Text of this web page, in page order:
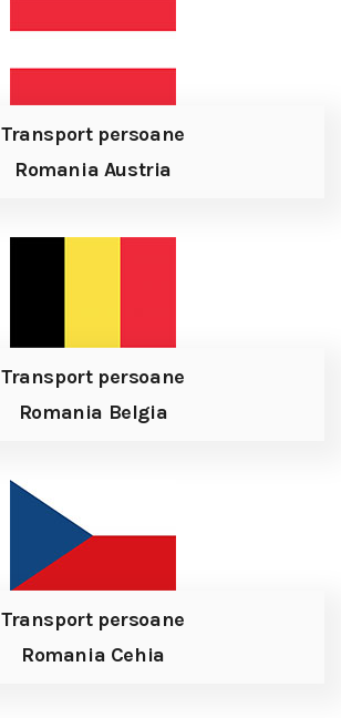
Transport persoane
Romania Austria
Transport persoane
Romania Belgia
Transport persoane
Romania Cehia